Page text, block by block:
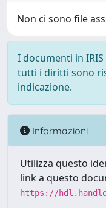
Non ci sono file
I documenti in
tutti i diritti sono
indicazione.
Informazioni
Utilizza questo
link a questo
https://